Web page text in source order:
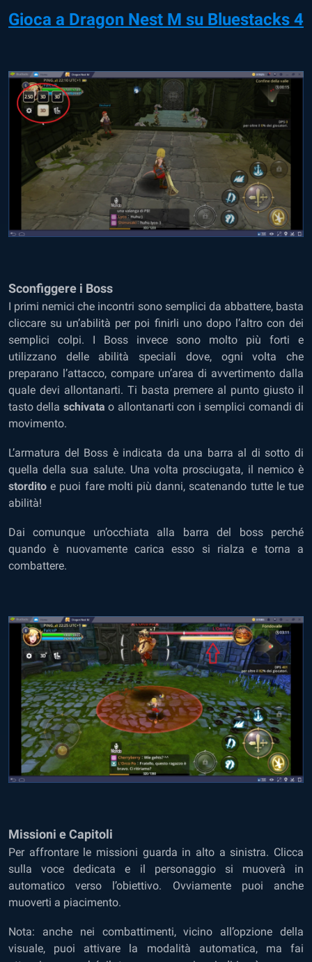
Gioca a Dragon Nest M su Bluestacks 4
Sconfiggere i Boss
I primi nemici che incontri sono semplici da abbattere, basta
cliccare su un’abilità per poi finirli uno dopo l’altro con dei
semplici colpi. I Boss invece sono molto più forti e
utilizzano delle abilità speciali dove, ogni volta che
preparano l’attacco, compare un’area di avvertimento dalla
quale devi allontanarti. Ti basta premere al punto giusto il
tasto della schivata o allontanarti con i semplici comandi di
movimento.
L’armatura del Boss è indicata da una barra al di sotto di
quella della sua salute. Una volta prosciugata, il nemico è
stordito e puoi fare molti più danni, scatenando tutte le tue
abilità!
Dai comunque un’occhiata alla barra del boss perché
quando è nuovamente carica esso si rialza e torna a
combattere.
Missioni e Capitoli
Per affrontare le missioni guarda in alto a sinistra. Clicca
sulla voce dedicata e il personaggio si muoverà in
automatico verso l’obiettivo. Ovviamente puoi anche
muoverti a piacimento.
Nota: anche nei combattimenti, vicino all’opzione della
visuale, puoi attivare la modalità automatica, ma fai